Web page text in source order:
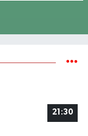
21:30